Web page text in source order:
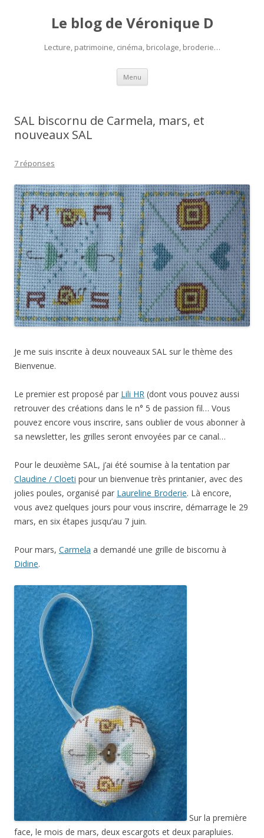
Le blog de Véronique D
Lecture, patrimoine, cinéma, bricolage, broderie…
Menu Aller
contenu
SAL biscornu de Carmela, mars, et
nouveaux SAL
7 réponses
Je me suis inscrite à deux nouveaux SAL sur le thème des
Bienvenue.
Le premier est proposé par Lili HR (dont vous pouvez aussi
retrouver des créations dans le n° 5 de passion fil… Vous
pouvez encore vous inscrire, sans oublier de vous abonner à
sa newsletter, les grilles seront envoyées par ce canal…
Pour le deuxième SAL, j’ai été soumise à la tentation par
Claudine / Cloeti pour un bienvenue très printanier, avec des
jolies poules, organisé par Laureline Broderie. Là encore,
vous avez quelques jours pour vous inscrire, démarrage le 29
mars, en six étapes jusqu’au 7 juin.
Pour mars, Carmela a demandé une grille de biscornu à
Didine.
Sur la première
face, le mois de mars, deux escargots et deux parapluies.